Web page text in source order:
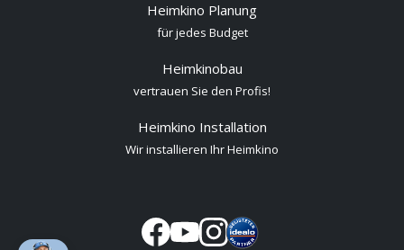
Heimkino Planung
für jedes Budget
Heimkinobau
vertrauen Sie den Profis!
Heimkino Installation
Wir installieren Ihr Heimkino